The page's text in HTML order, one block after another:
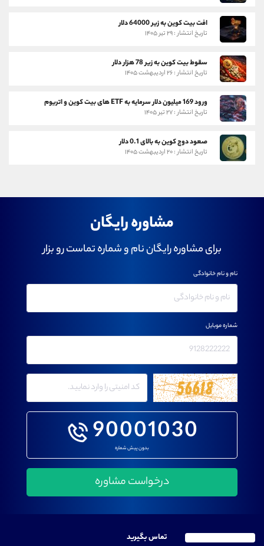
افت بیت کوین به زیر 64000 دلار
تاریخ انتشار : ۲۹ تیر ۱۴۰۵
سقوط بیت کوین به زیر 78 هزار دلار
تاریخ انتشار : ۲۶ اردیبهشت ۱۴۰۵
ورود 169 میلیون دلار سرمایه به ETF های بیت کوین و اتریوم
تاریخ انتشار : ۲۷ تیر ۱۴۰۵
صعود دوج کوین به بالای 0.1 دلار
تاریخ انتشار : ۲۰ اردیبهشت ۱۴۰۵
مشاوره رایگان
برای مشاوره رایگان نام و شماره تماست رو بزار
90001030
بدون پیش شماره
نام و نام خانوادگی
شماره موبایل
تماس بگیرید